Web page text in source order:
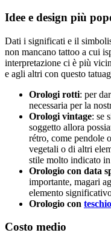
Idee e design più
Dati i significati e il
non mancano tattoo a cui
interpretazione ci è più
e agli altri con questo
Orologi rotti: per
necessaria per la
Orologi vintage: se
soggetto allora
rétro, come pendole
vegetali o di altri
stile molto indicato
Orologio con data
importante, magari
elemento
Orologio con teschio
Costo medio